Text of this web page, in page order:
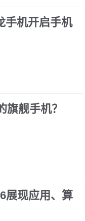
手机开启手机
舰手机？
展现应用、算